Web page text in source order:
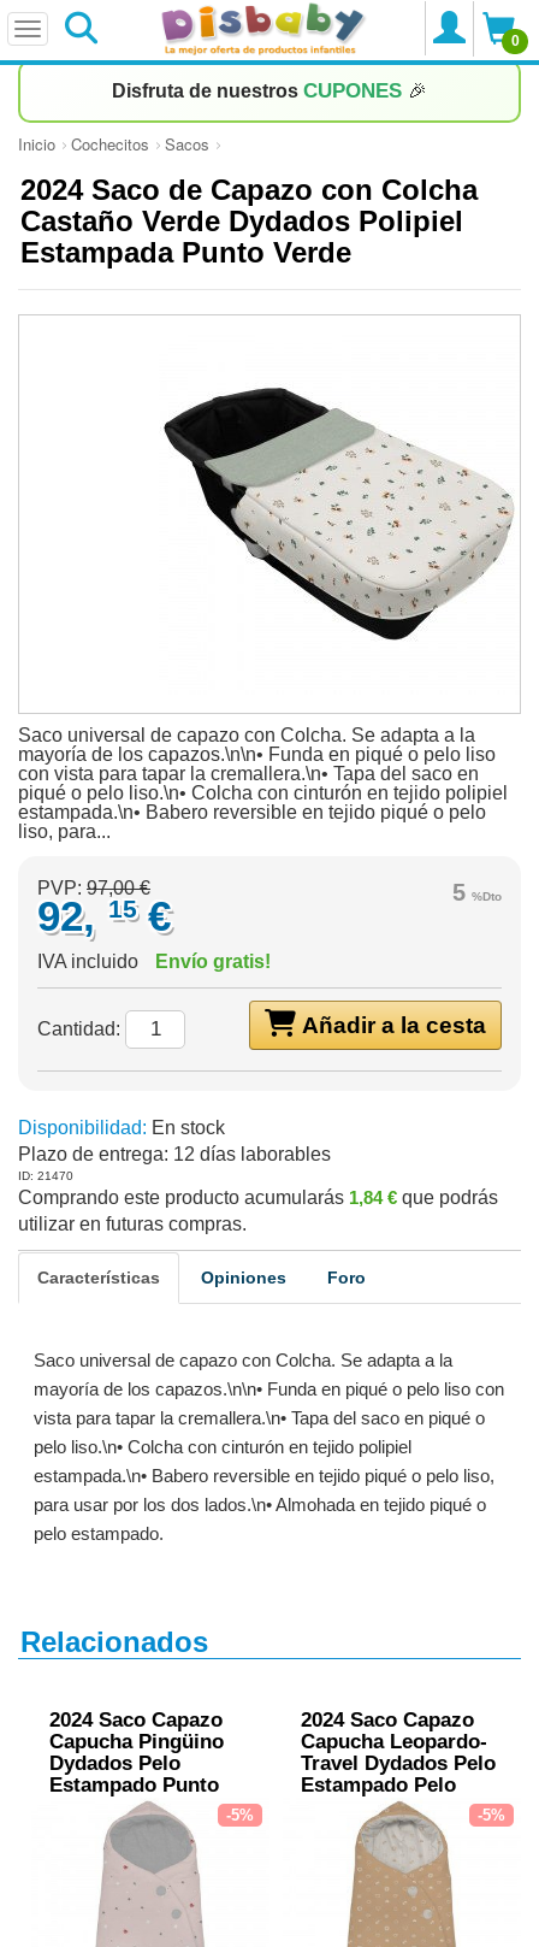
0
Disfruta de nuestros CUPONES 🎉
Inicio Cochecitos Sacos
2024 Saco de Capazo con Colcha
Castaño Verde Dydados Polipiel
Estampada Punto Verde
Saco universal de capazo con Colcha. Se adapta a la
mayoría de los capazos.\n\n• Funda en piqué o pelo liso
con vista para tapar la cremallera.\n• Tapa del saco en
piqué o pelo liso.\n• Colcha con cinturón en tejido polipiel
estampada.\n• Babero reversible en tejido piqué o pelo
liso, para...
5 %Dto
PVP: 97,00 €
92, 15 €
IVA incluido Envío gratis!
Añadir a la cesta
Cantidad:
Disponibilidad: En stock
Plazo de entrega: 12 días laborables
ID: 21470
Comprando este producto acumularás 1,84 € que podrás
utilizar en futuras compras.
Características Opiniones Foro
Saco universal de capazo con Colcha. Se adapta a la
mayoría de los capazos.\n\n• Funda en piqué o pelo liso con
vista para tapar la cremallera.\n• Tapa del saco en piqué o
pelo liso.\n• Colcha con cinturón en tejido polipiel
estampada.\n• Babero reversible en tejido piqué o pelo liso,
para usar por los dos lados.\n• Almohada en tejido piqué o
pelo estampado.
Relacionados
2024 Saco Capazo
Capucha Pingüino
Dydados Pelo
Estampado Punto
-5%
2024 Saco Capazo
Capucha Leopardo-
Travel Dydados Pelo
Estampado Pelo
Estampado
-5%